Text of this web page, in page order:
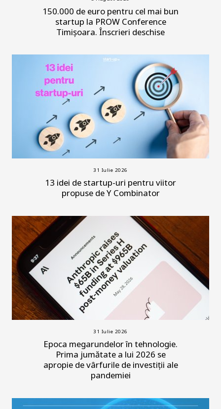
150.000 de euro pentru cel mai bun
startup la PROW Conference
Timișoara. Înscrieri deschise
31 Iulie 2026
13 idei de startup-uri pentru viitor
propuse de Y Combinator
31 Iulie 2026
Epoca megarundelor în tehnologie.
Prima jumătate a lui 2026 se
apropie de vârfurile de investiții ale
pandemiei